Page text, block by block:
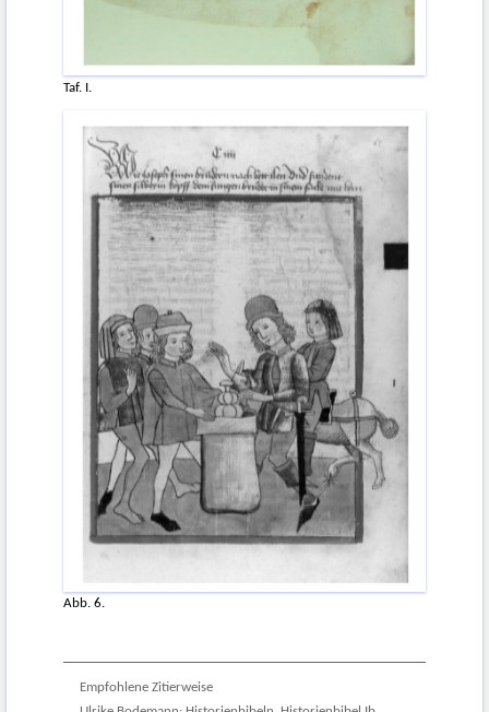
Taf. I.
Abb. 6.
Empfohlene Zitierweise